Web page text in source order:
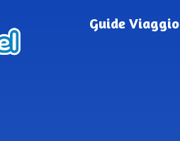
Guide Viaggio